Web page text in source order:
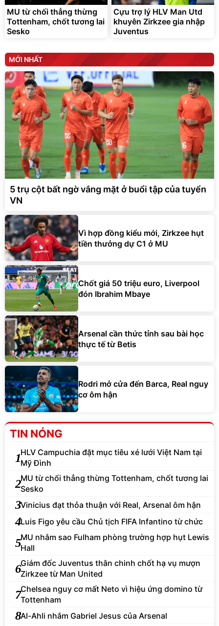
MU từ chối thẳng thừng
Tottenham, chốt tương lai
Sesko
Cựu trợ lý HLV Man Utd
khuyên Zirkzee gia nhập
Juventus
MỚI NHẤT
5 trụ cột bất ngờ vắng mặt ở buổi tập của tuyển
VN
Vì hợp đồng kiểu mới, Zirkzee hụt
tiền thưởng dự C1 ở MU
Chốt giá 50 triệu euro, Liverpool
đón Ibrahim Mbaye
Arsenal cần thức tỉnh sau bài học
thực tế từ Betis
Rodri mở cửa đến Barca, Real nguy
cơ ôm hận
TIN NÓNG
1HLV Campuchia đặt mục tiêu xé lưới Việt Nam tại
Mỹ Đình
2MU từ chối thẳng thừng Tottenham, chốt tương lai
Sesko
3Vinicius đạt thỏa thuận với Real, Arsenal ôm hận
4Luis Figo yêu cầu Chủ tịch FIFA Infantino từ chức
5MU nhắm sao Fulham phòng trường hợp hụt Lewis
Hall
6Giám đốc Juventus thân chinh chốt hạ vụ mượn
Zirkzee từ Man United
7Chelsea nguy cơ mất Neto vì hiệu ứng domino từ
Tottenham
8Al-Ahli nhắm Gabriel Jesus của Arsenal